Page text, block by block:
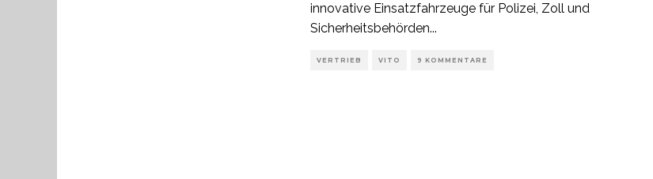
innovative Einsatzfahrzeuge für Polizei, Zoll und
Sicherheitsbehörden...
VERTRIEB VITO 9 KOMMENTARE